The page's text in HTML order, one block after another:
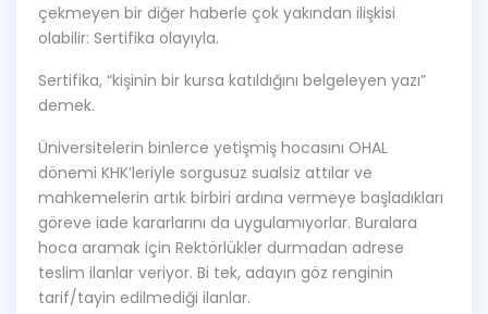
çekmeyen bir diğer haberle çok yakından ilişkisi
olabilir: Sertifika olayıyla.
Sertifika, “kişinin bir kursa katıldığını belgeleyen yazı”
demek.
Üniversitelerin binlerce yetişmiş hocasını OHAL
dönemi KHK’leriyle sorgusuz sualsiz attılar ve
mahkemelerin artık birbiri ardına vermeye başladıkları
göreve iade kararlarını da uygulamıyorlar. Buralara
hoca aramak için Rektörlükler durmadan adrese
teslim ilanlar veriyor. Bi tek, adayın göz renginin
tarif/tayin edilmediği ilanlar.